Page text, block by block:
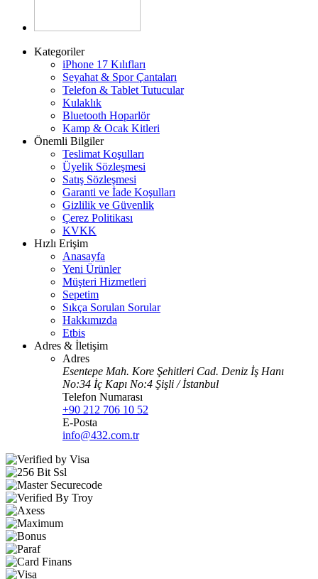
Kategoriler
iPhone 17 Kılıfları
Seyahat & Spor Çantaları
Telefon & Tablet Tutucular
Kulaklık
Bluetooth Hoparlör
Kamp & Ocak Kitleri
Önemli Bilgiler
Teslimat Koşulları
Üyelik Sözleşmesi
Satış Sözleşmesi
Garanti ve İade Koşulları
Gizlilik ve Güvenlik
Çerez Politikası
KVKK
Hızlı Erişim
Anasayfa
Yeni Ürünler
Müşteri Hizmetleri
Sepetim
Sıkça Sorulan Sorular
Hakkımızda
Etbis
Adres & İletişim
Adres
Esentepe Mah. Kore Şehitleri Cad. Deniz İş Hanı
No:34 İç Kapı No:4 Şişli / İstanbul
Telefon Numarası
+90 212 706 10 52
E-Posta
info@432.com.tr